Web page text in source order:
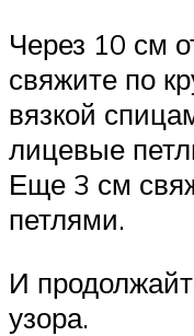
Через 10 см
свяжите по
вязкой
лицевые
Еще 3 см
петлями.
И
узора.